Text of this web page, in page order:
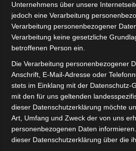
Hannover und könnte mir
Beruf vorstellen. Diese
Zeiten – eine besondere
Verantwortung verbunden und ich
ich das Vertrauen der
dieser Feuerwehr mit all ihren
ich mich, einen wesentlichen Part
sich Hannovers neuer
Unternehmens über unsere
jedoch eine Verarbeitung
Verarbeitung personenbezogener
Verarbeitung keine gesetzliche
betroffenen Person ein.
Die Verarbeitung personenbezogener
Anschrift, E-Mail-Adresse oder
stets im Einklang mit der Datenschutz-
mit den für uns geltenden
dieser Datenschutzerklärung möchte
Art, Umfang und Zweck der von uns
personenbezogenen Daten
dieser Datenschutzerklärung über die